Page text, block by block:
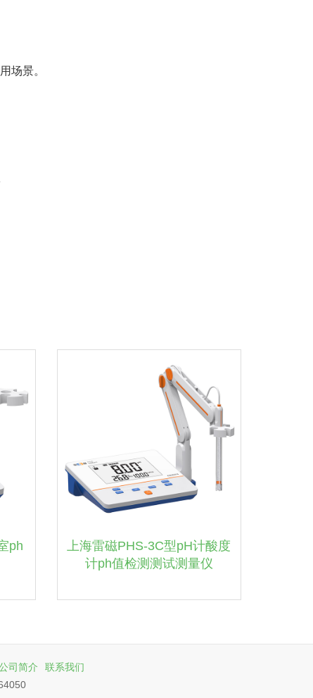
场景。
ph
上海雷磁PHS-3C型pH计酸度
计ph值检测测试测量仪
司简介
联系我们